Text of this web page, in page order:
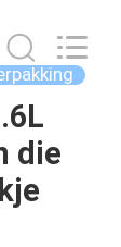
die